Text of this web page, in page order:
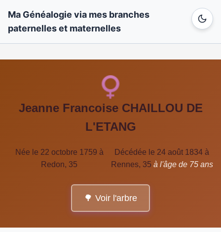
Ma Généalogie via mes branches
paternelles et maternelles
Jeanne Francoise CHAILLOU DE
L'ETANG
Née le 22 octobre 1759 à
Redon, 35
Décédée le 24 août 1834 à
Rennes, 35 à l'âge de 75 ans
🌳 Voir l'arbre